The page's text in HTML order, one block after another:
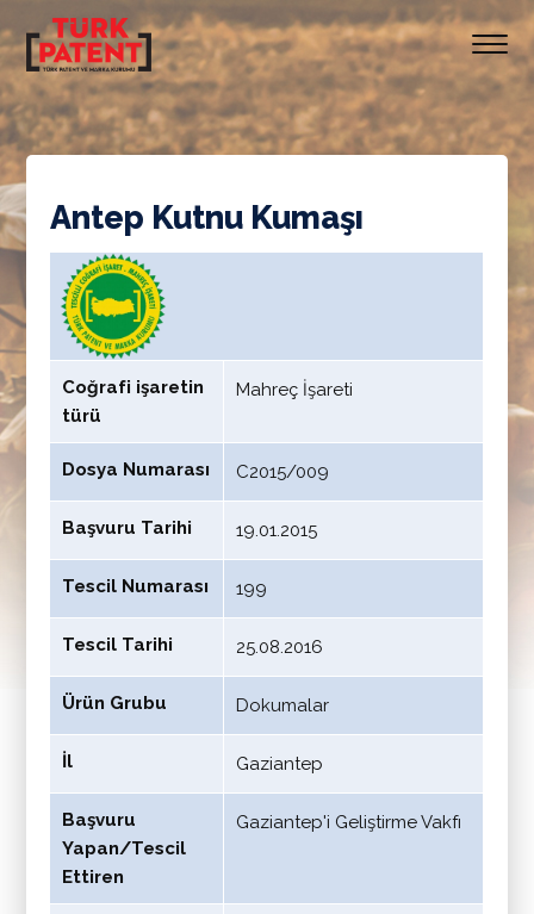
Antep Kutnu Kumaşı
Coğrafi işaretin
türü
Mahreç İşareti
Dosya Numarası C2015/009
Başvuru Tarihi 19.01.2015
Tescil Numarası 199
Tescil Tarihi 25.08.2016
Ürün Grubu Dokumalar
İl Gaziantep
Başvuru
Yapan/Tescil
Ettiren
Gaziantep'i Geliştirme Vakfı